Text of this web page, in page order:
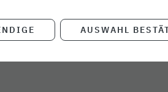
sind Dr. Eduard Bock und Dipl-
AUSWAHL